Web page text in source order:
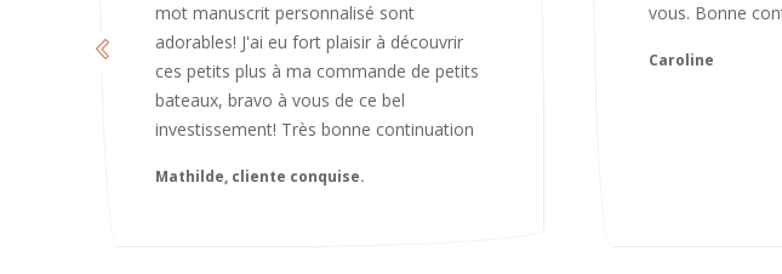
vous. Bonne continuation et merci à vous.
Je
Camille